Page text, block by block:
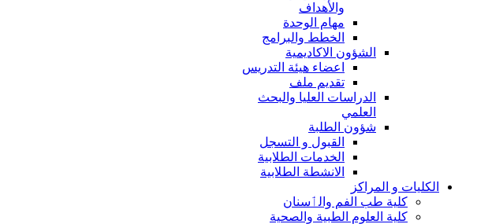
والأهداف
مهام الوحدة
الخطط والبرامج
الشؤون الاكاديمية
اعضاء هيئة التدريس
تقديم ملف
الدراسات العليا والبحث
العلمي
شؤون الطلبة
القبول و التسجل
الخدمات الطلابية
الانشطة الطلابية
الكليات و المراكز
كلية طب الفم والٲسنان
كلية العلوم الطبية والصحية